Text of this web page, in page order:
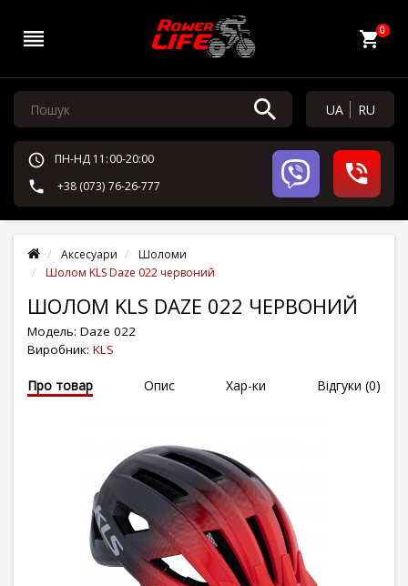
0
UA RU
ПН-НД 11:00-20:00
+38 (073) 76-26-777
Аксесуари
Шоломи
Шолом KLS Daze 022 червоний
ШОЛОМ KLS DAZE 022 ЧЕРВОНИЙ
Модель: Daze 022
Виробник: KLS
Про товар Опис Хар-ки Відгуки (0)